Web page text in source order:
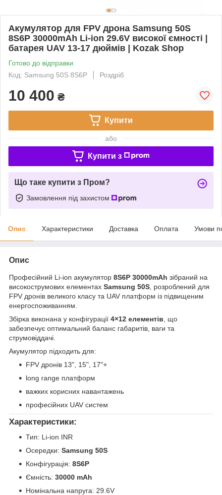
Акумулятор для FPV дрона Samsung 50S
8S6P 30000mAh Li-ion 29.6V високої ємності |
батарея UAV 13-17 дюймів | Kozak Shop
Готово до відправки
Код: Samsung 50S 8S6P
Роздріб
10 400 ₴
Купити
або
Купити з
Що таке купити з Пром?
Замовлення під захистом
Опис Характеристики Доставка Оплата Умови
Опис
Професійний Li-ion акумулятор 8S6P 30000mAh зібраний на
високострумових елементах Samsung 50S , розроблений для
FPV дронів великого класу та UAV платформ із підвищеним
енергоспоживанням.
Збірка виконана у конфігурації 4×12 елементів , що
забезпечує оптимальний баланс габаритів, ваги та
струмовіддачі.
Акумулятор підходить для:
FPV дронів 13", 15", 17"+
long range платформ
важких корисних навантажень
професійних UAV систем
Характеристики:
Тип: Li-ion INR
Осередки: Samsung 50S
Конфігурація: 8S6P
Ємність: 30000 mAh
Номінальна напруга: 29.6V